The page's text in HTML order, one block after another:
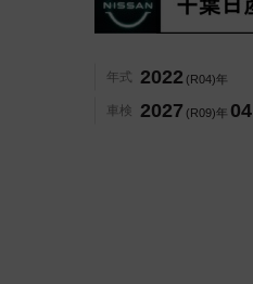
年式 2022 (R04)年
車検 2027 (R09)年 04